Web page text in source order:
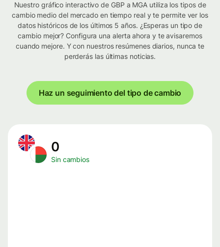
Nuestro gráfico interactivo de GBP a MGA utiliza los tipos de
cambio medio del mercado en tiempo real y te permite ver los
datos históricos de los últimos 5 años. ¿Esperas un tipo de
cambio mejor? Configura una alerta ahora y te avisaremos
cuando mejore. Y con nuestros resúmenes diarios, nunca te
perderás las últimas noticias.
Haz un seguimiento del tipo de cambio
0
Sin cambios